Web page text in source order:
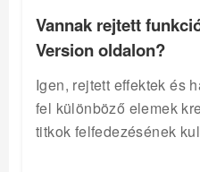
Vannak rejtett
Version oldalon?
Igen, rejtett effektek és
fel különböző elemek
titkok felfedezésének